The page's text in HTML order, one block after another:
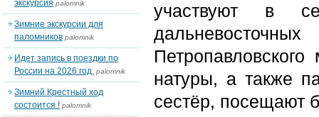
участвуют в
натуры, а также
сестёр, посещают
экскурсия palomnik
Зимние экскурсии для
паломников palomnik
Идет запись в поездки по
России на 2026 год. palomnik
Зимний Крестный ход
состоится ! palomnik